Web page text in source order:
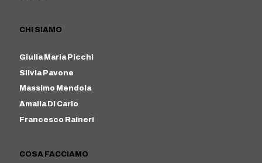
CHI SIAMO
Giulia Maria Picchi
Silvia Pavone
Massimo Mendola
Amalia Di Carlo
Francesco Raineri
COSA FACCIAMO